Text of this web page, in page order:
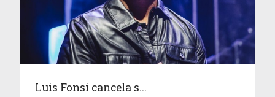
Luis Fonsi cancela s...